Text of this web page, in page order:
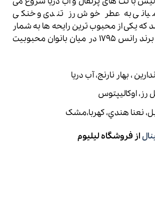
به عطر خوش رز تندی و خنکی
که یکی از محبوب ترین رایحه ها به شمار
می آید. عطرهای برند رانس 1795 در میان بانوان محبوبیت
، بهار نارنج، آب دريا
رز، اوکاليپتوس
نعنا هندي، کهربا،مشک
از فروشگاه لیلیوم